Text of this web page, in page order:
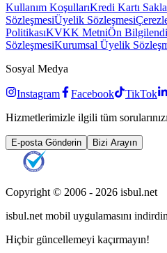
Kullanım KoşullarıKredi Kartı
SözleşmesiÜyelik Sözleşmesi
PolitikasıKVKK MetniÖn
SözleşmesiKurumsal Üyelik
Sosyal Medya
Instagram Facebook TikTok
Hizmetlerimizle ilgili tüm
E-posta Gönderin Bizi Arayın
Copyright © 2006 - 2026 isbul.net
isbul.net mobil uygulamasını
Hiçbir güncellemeyi kaçırmayın!